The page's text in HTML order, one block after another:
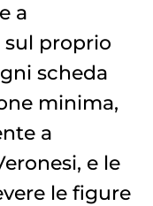
a
sul proprio
scheda
minima,
a
e le
le figure